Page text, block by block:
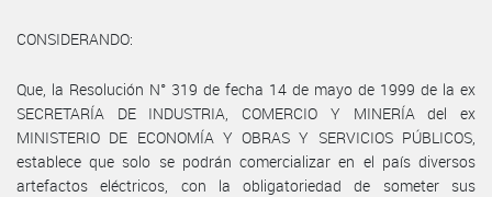
CONSIDERANDO:
Que, la Resolución N° 319 de fecha 14 de mayo de 1999 de la ex
SECRETARÍA DE INDUSTRIA, COMERCIO Y MINERÍA del ex
MINISTERIO DE ECONOMÍA Y OBRAS Y SERVICIOS PÚBLICOS,
establece que solo se podrán comercializar en el país diversos
artefactos eléctricos, con la obligatoriedad de someter sus